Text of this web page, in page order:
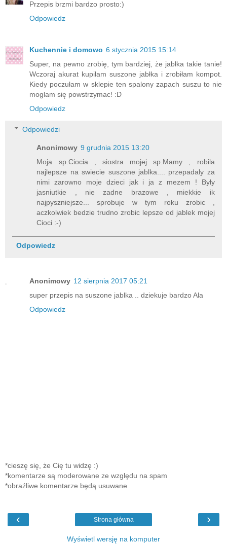
Przepis brzmi bardzo prosto:)
Odpowiedz
Kuchennie i domowo 6 stycznia 2015 15:14
Super, na pewno zrobię, tym bardziej, że jabłka takie tanie!
Wczoraj akurat kupiłam suszone jabłka i zrobiłam kompot.
Kiedy poczułam w sklepie ten spalony zapach suszu to nie
moglam się powstrzymac! :D
Odpowiedz
Odpowiedzi
Anonimowy 9 grudnia 2015 13:20
Moja sp.Ciocia , siostra mojej sp.Mamy , robila
najlepsze na swiecie suszone jablka.... przepadaly za
nimi zarowno moje dzieci jak i ja z mezem ! Byly
jasniutkie , nie zadne brazowe , miekkie ik
najpyszniejsze... sprobuje w tym roku zrobic ,
aczkolwiek bedzie trudno zrobic lepsze od jablek mojej
Cioci :-)
Odpowiedz
Anonimowy 12 sierpnia 2017 05:21
super przepis na suszone jablka .. dziekuje bardzo Ala
Odpowiedz
*cieszę się, że Cię tu widzę :)
*komentarze są moderowane ze względu na spam
*obraźliwe komentarze będą usuwane
‹ ›
Strona główna
Wyświetl wersję na komputer